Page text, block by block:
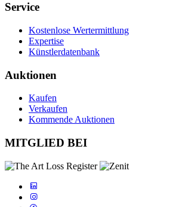
Service
Kostenlose Wertermittlung
Expertise
Künstlerdatenbank
Auktionen
Kaufen
Verkaufen
Kommende Auktionen
MITGLIED BEI